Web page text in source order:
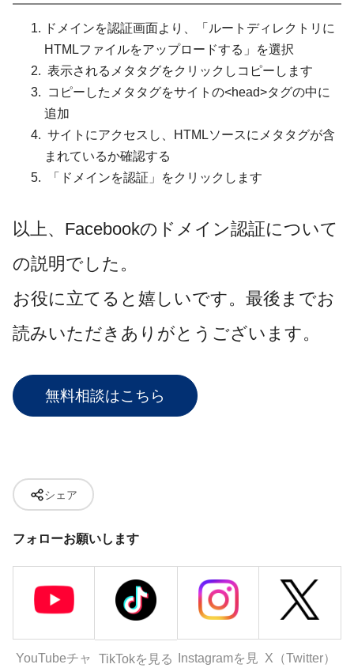
ドメインを認証画面より、「ルートディレクトリに
HTMLファイルをアップロードする」を選択
表示されるメタタグをクリックしコピーします
コピーしたメタタグをサイトの<head>タグの中に
追加
サイトにアクセスし、HTMLソースにメタタグが含
まれているか確認する
「ドメインを認証」をクリックします
以上、Facebookのドメイン認証について
の説明でした。
お役に立てると嬉しいです。 最後までお
読みいただきありがとうございます。
無料相談はこちら
シェア
フォローお願いします
YouTubeチャ TikTokを見る Instagramを見 X（Twitter）